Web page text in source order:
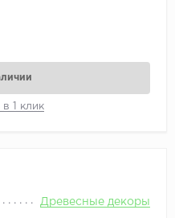
в 1 клик
Древесные декоры